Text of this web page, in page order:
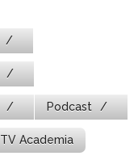
Podcast
TV Academia